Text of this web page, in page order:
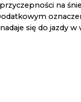
na
się do jazdy